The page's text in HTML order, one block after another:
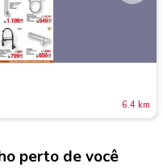
6.4 km
perto de você